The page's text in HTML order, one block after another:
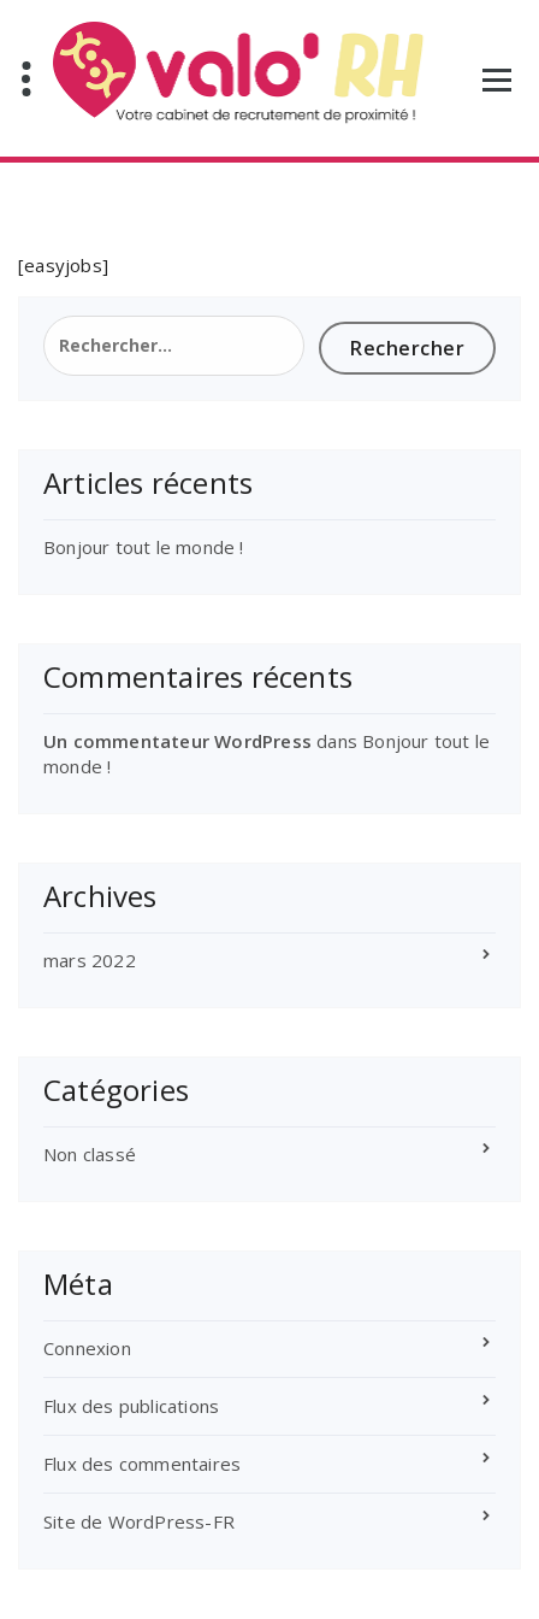
contenu
[easyjobs]
Rechercher :
Articles récents
Bonjour tout le monde !
Commentaires récents
Un commentateur WordPress dans Bonjour tout le
monde !
Archives
mars 2022
Catégories
Non classé
Méta
Connexion
Flux des publications
Flux des commentaires
Site de WordPress-FR